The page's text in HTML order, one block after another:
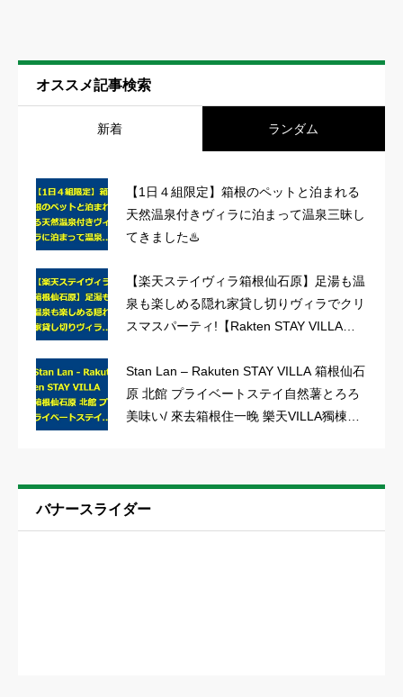
オススメ記事検索
新着 ランダム
【1日４組限定】箱根のペットと泊まれる
天然温泉付きヴィラに泊まって温泉三昧し
てきました♨️
【楽天ステイヴィラ箱根仙石原】足湯も温
泉も楽しめる隠れ家貸し切りヴィラでクリ
スマスパーティ!【Rakten STAY VILLA】
Stan Lan – Rakuten STAY VILLA 箱根仙石
原 北館 プライベートステイ自然薯とろろ
美味い/ 來去箱根住一晚 樂天VILLA獨棟別
バナースライダー